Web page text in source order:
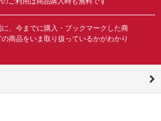
に、今までに購入・ブックマークした商
商品をいま取り扱っているかがわかり